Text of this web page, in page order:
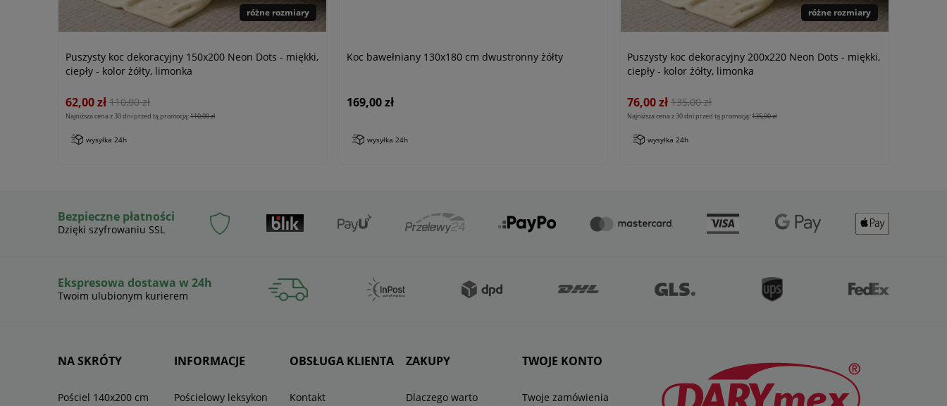
różne rozmiary
Puszysty koc dekoracyjny 150x200 Neon Dots - miękki,
ciepły - kolor żółty, limonka
62,00 zł 110,00 zł
Najniższa cena z 30 dni przed tą promocją:110,00 zł
wysyłka 24h
Koc bawełniany 130x180 cm dwustronny żółty
169,00 zł
wysyłka 24h
różne rozmiary
Puszysty koc dekoracyjny 200x220 Neon Dots - miękki,
ciepły - kolor żółty, limonka
76,00 zł 135,00 zł
Najniższa cena z 30 dni przed tą promocją:135,00 zł
wysyłka 24h
Bezpieczne płatności
Dzięki szyfrowaniu SSL
Ekspresowa dostawa w 24h
Twoim ulubionym kurierem
NA SKRÓTY
Pościel 140x200 cm
INFORMACJE
Pościelowy leksykon
OBSŁUGA KLIENTA
Kontakt
ZAKUPY
Dlaczego warto
TWOJE KONTO
Twoje zamówienia